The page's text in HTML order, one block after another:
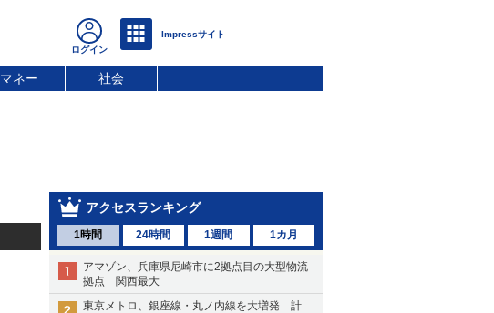
マネー 社会
アクセスランキング
1時間 24時間 1週間 1カ月
アマゾン、兵庫県尼崎市に2拠点目の大型物流
拠点 関西最大
東京メトロ、銀座線・丸ノ内線を大増発 計